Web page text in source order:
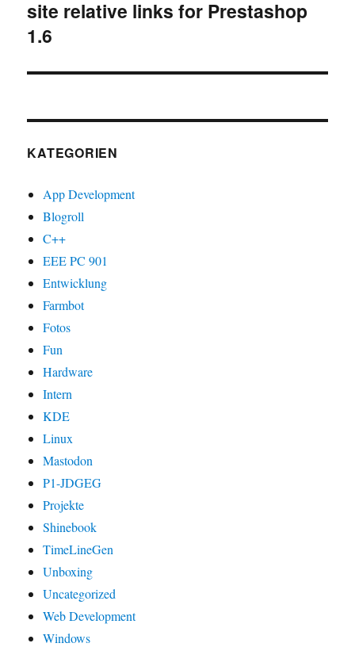
Nächster
Beitrag:
site relative links for Prestashop
1.6
KATEGORIEN
App Development
Blogroll
C++
EEE PC 901
Entwicklung
Farmbot
Fotos
Fun
Hardware
Intern
KDE
Linux
Mastodon
P1-JDGEG
Projekte
Shinebook
TimeLineGen
Unboxing
Uncategorized
Web Development
Windows